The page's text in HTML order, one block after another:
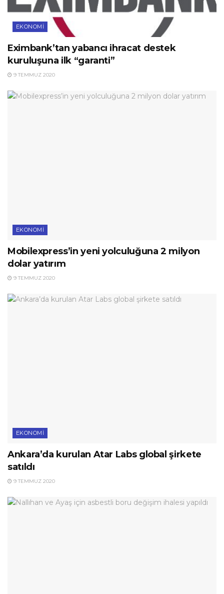
EKONOMI
Eximbank’tan yabancı ihracat destek
kuruluşuna ilk “garanti”
9 TEMMUZ 2020
EKONOMI
Mobilexpress’in yeni yolculuğuna 2 milyon
dolar yatırım
9 TEMMUZ 2020
EKONOMI
Ankara’da kurulan Atar Labs global şirkete
satıldı
9 TEMMUZ 2020